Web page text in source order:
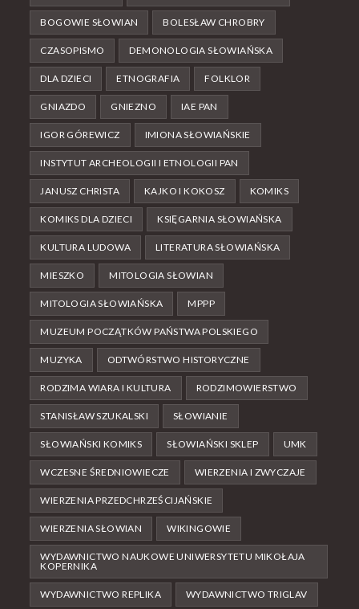
BOGOWIE SŁOWIAN BOLESŁAW CHROBRY
CZASOPISMO DEMONOLOGIA SŁOWIAŃSKA
DLA DZIECI ETNOGRAFIA FOLKLOR
GNIAZDO GNIEZNO IAE PAN
IGOR GÓREWICZ IMIONA SŁOWIAŃSKIE
INSTYTUT ARCHEOLOGII I ETNOLOGII PAN
JANUSZ CHRISTA KAJKO I KOKOSZ KOMIKS
KOMIKS DLA DZIECI KSIĘGARNIA SŁOWIAŃSKA
KULTURA LUDOWA LITERATURA SŁOWIAŃSKA
MIESZKO MITOLOGIA SŁOWIAN
MITOLOGIA SŁOWIAŃSKA MPPP
MUZEUM POCZĄTKÓW PAŃSTWA POLSKIEGO
MUZYKA ODTWÓRSTWO HISTORYCZNE
RODZIMA WIARA I KULTURA RODZIMOWIERSTWO
STANISŁAW SZUKALSKI SŁOWIANIE
SŁOWIAŃSKI KOMIKS SŁOWIAŃSKI SKLEP UMK
WCZESNE ŚREDNIOWIECZE WIERZENIA I ZWYCZAJE
WIERZENIA PRZEDCHRZEŚCIJAŃSKIE
WIERZENIA SŁOWIAN WIKINGOWIE
WYDAWNICTWO NAUKOWE UNIWERSYTETU MIKOŁAJA
KOPERNIKA
WYDAWNICTWO REPLIKA WYDAWNICTWO TRIGLAV